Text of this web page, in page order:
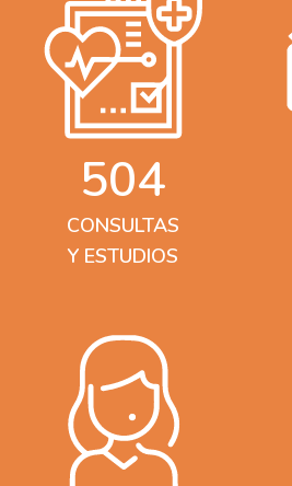
504
CONSULTAS
Y ESTUDIOS